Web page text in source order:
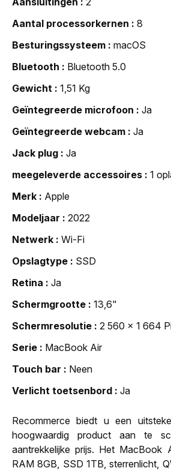
Aantal processorkernen
8
Besturingssysteem
macOS
Bluetooth
Bluetooth 5.0
Gewicht
1,51 Kg
Geïntegreerde microfoon
Ja
Geïntegreerde webcam
Ja
Jack plug
Ja
meegeleverde accessoires
1
Merk
Apple
Modeljaar
2022
Netwerk
Wi-Fi
Opslagtype
SSD
Retina
Ja
Schermgrootte
13,6"
Schermresolutie
2 560 x 1 664
Serie
MacBook Air
Touch bar
Neen
Verlicht toetsenbord
Ja
Recommerce biedt u een
hoogwaardig product aan te
aantrekkelijke prijs. Het MacBook
RAM 8GB, SSD 1TB, sterrenlicht,